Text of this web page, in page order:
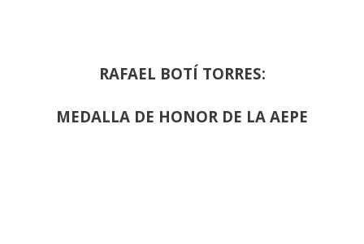
RAFAEL BOTÍ TORRES:
MEDALLA DE HONOR DE LA AEPE